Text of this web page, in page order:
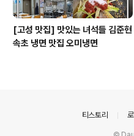
[고성 맛집] 맛있는 녀석들 김준현
속초 냉면 맛집 오미냉면
티스토리